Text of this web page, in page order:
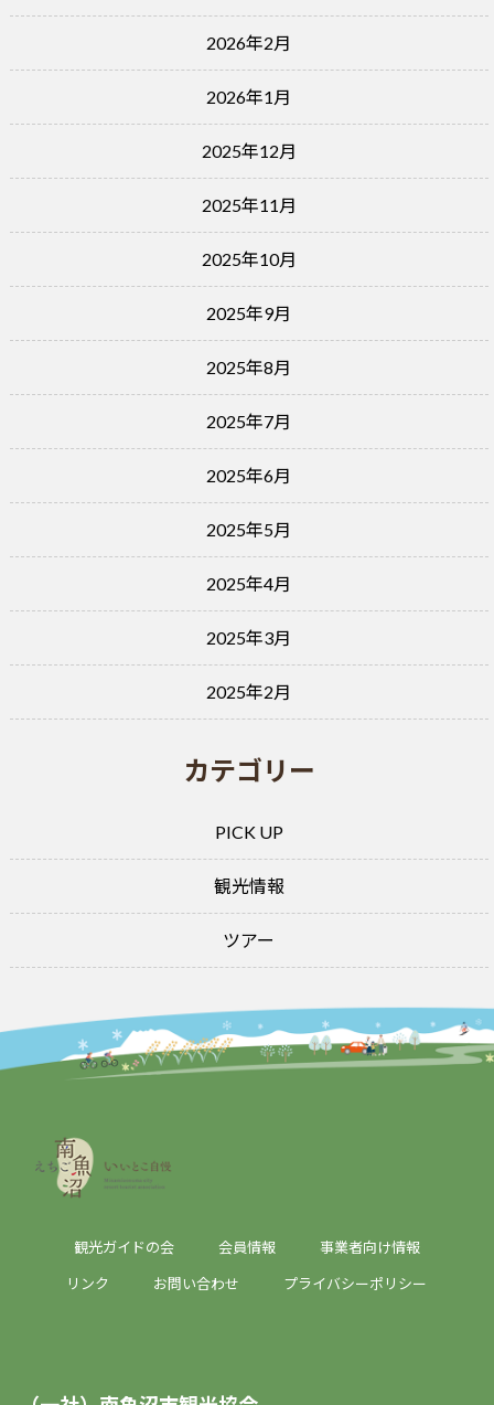
2026年2月
2026年1月
2025年12月
2025年11月
2025年10月
2025年9月
2025年8月
2025年7月
2025年6月
2025年5月
2025年4月
2025年3月
2025年2月
カテゴリー
PICK UP
観光情報
ツアー
観光ガイドの会 会員情報 事業者向け情報
リンク お問い合わせ プライバシーポリシー